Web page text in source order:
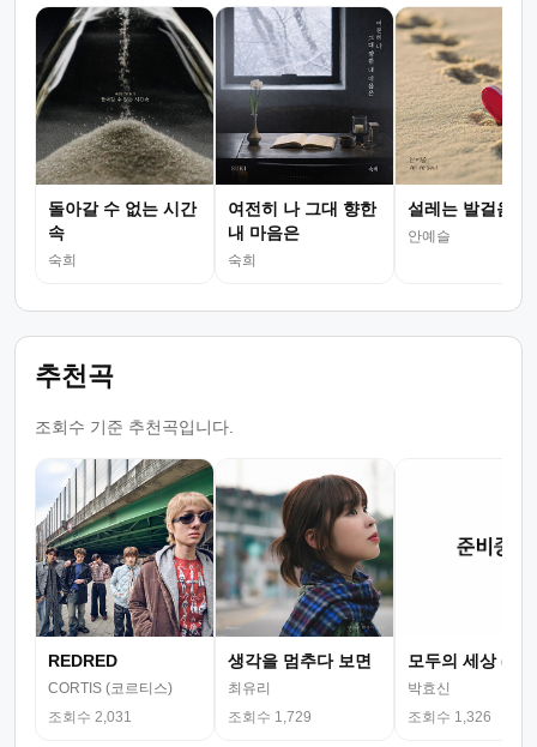
돌아갈 수 없는 시간
속
숙희
여전히 나 그대 향한
내 마음은
숙희
설레는 발걸음
안예슬
추천곡
조회수 기준 추천곡입니다.
REDRED
CORTIS (코르티스)
조회수 2,031
생각을 멈추다 보면
최유리
조회수 1,729
모두의 세상 (뮤
박효신
조회수 1,326